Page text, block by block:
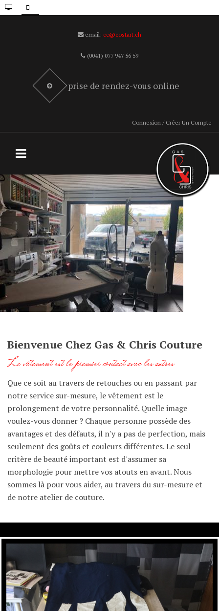
email:cc@costart.ch
(0041) 077 947 56 59
prise de rendez-vous online
Connexion / Créer Un Compte
Bienvenue Chez Gas & Chris Couture
Le vêtement est le premier contact avec les autres
Que ce soit au travers de retouches ou en passant par
notre service sur-mesure, le vêtement est le
prolongement de votre personnalité. Quelle image
voulez-vous donner ? Chaque personne possède des
avantages et des défauts, il n'y a pas de perfection, mais
seulement des goûts et couleurs différentes. Le seul
critère de beauté important est d'assumer sa
morphologie pour mettre vos atouts en avant. Nous
sommes là pour vous aider, au travers du sur-mesure et
de notre atelier de couture.